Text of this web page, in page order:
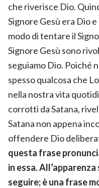
che riverisce Dio.
Signore Gesù era Dio
modo di tentare il
Signore Gesù sono
seguiamo Dio. Poiché
spesso qualcosa che
nella nostra vita
corrotti da Satana,
Satana non appena
offendere Dio
questa frase
in essa.
seguire; è una frase